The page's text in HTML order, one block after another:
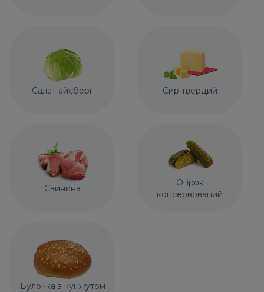
Салат айсберг Сир твердий
Свинина
Огірок
консервований
Булочка з кунжутом